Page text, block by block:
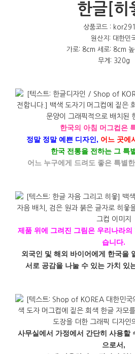
한글[히
상품코드 :
원산지: 대한민
가로: 8cm 세로: 8cm
무게: 320g
한국의 아침 머그컵은
정말 정말 예쁜 디자인, 어느 곳에
한국 전통을 전하는 그 특
어느 누구에게 드려도 좋은 특별
제품 위에 그려진 그림은 우리나라
습니다.
외국인 및 해외 바이어에게 한국을
서로 공감을 나눌 수 있는 가치 있
사무실에서 가정에서 간단히 사용할
으로서,